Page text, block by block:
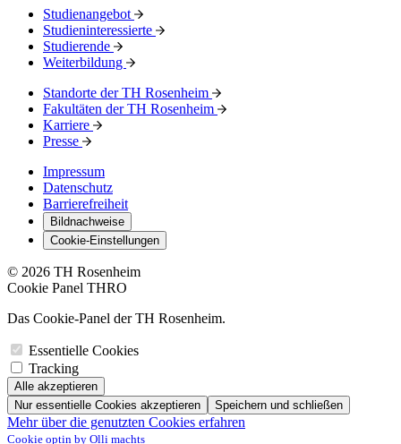
Studienangebot
Studieninteressierte
Studierende
Weiterbildung
Standorte der TH Rosenheim
Fakultäten der TH Rosenheim
Karriere
Presse
Impressum
Datenschutz
Barrierefreiheit
Bildnachweise
Cookie-Einstellungen
© 2026 TH Rosenheim
Cookie Panel THRO
Das Cookie-Panel der TH Rosenheim.
Essentielle Cookies
Tracking
Alle akzeptieren
Nur essentielle Cookies akzeptieren
Speichern und schließen
Mehr über die genutzten Cookies erfahren
Cookie optin by Olli machts